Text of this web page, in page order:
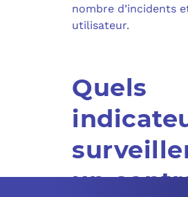
nombre d’incidents
utilisateur.
Quels
un